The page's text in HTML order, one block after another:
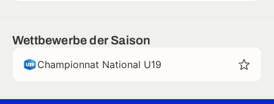
Wettbewerbe der Saison
Championnat National U19